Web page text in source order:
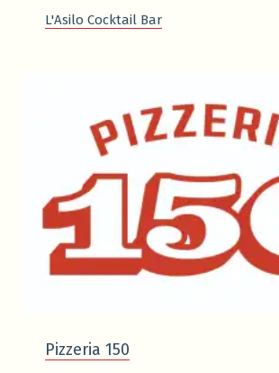
L'Asilo Cocktail Bar
Pizzeria 150